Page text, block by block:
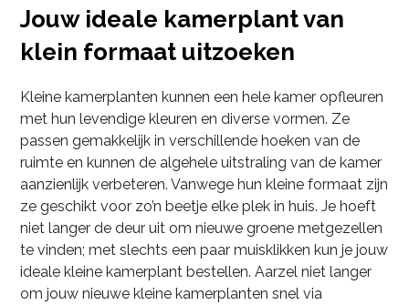
Jouw ideale kamerplant van
klein formaat uitzoeken
Kleine kamerplanten kunnen een hele kamer opfleuren
met hun levendige kleuren en diverse vormen. Ze
passen gemakkelijk in verschillende hoeken van de
ruimte en kunnen de algehele uitstraling van de kamer
aanzienlijk verbeteren. Vanwege hun kleine formaat zijn
ze geschikt voor zo’n beetje elke plek in huis. Je hoeft
niet langer de deur uit om nieuwe groene metgezellen
te vinden; met slechts een paar muisklikken kun je jouw
ideale kleine kamerplant bestellen. Aarzel niet langer
om jouw nieuwe kleine kamerplanten snel via